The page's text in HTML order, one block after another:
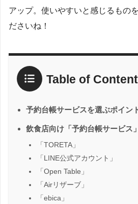
アップ。使いやすいと感じるもの
ださいね！
Table of
予約台帳サービスを選ぶポイン
飲食店向け「予約台帳サービス
「TORETA」
「LINE公式アカウント」
「Open Table」
「Airリザーブ」
「ebica」